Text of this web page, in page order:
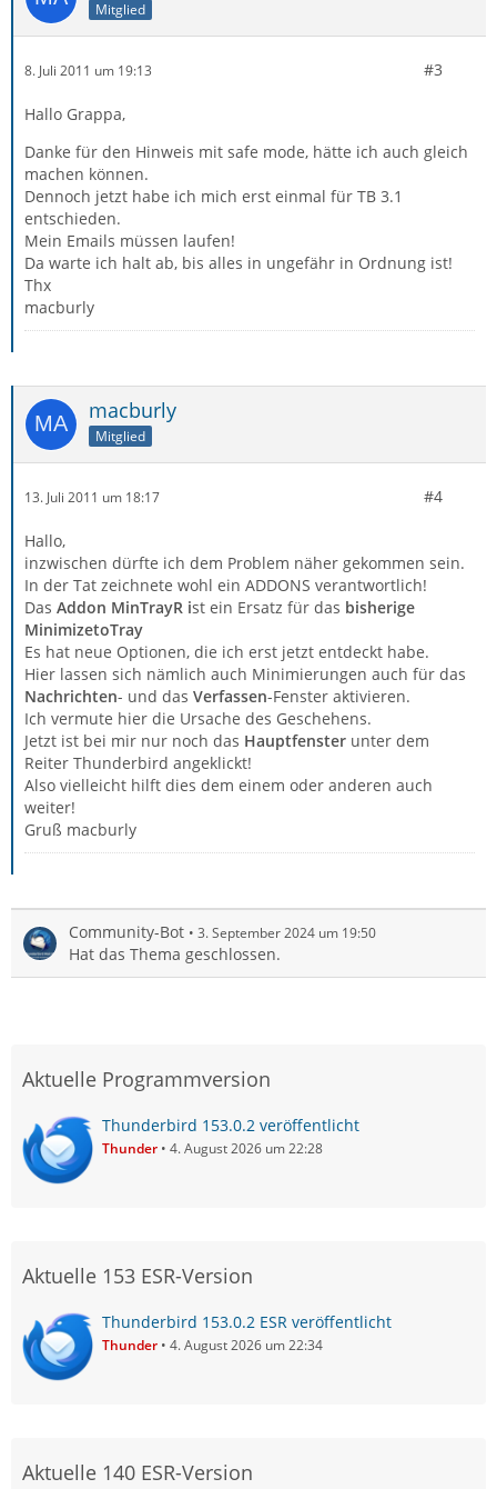
Mitglied
8. Juli 2011 um 19:13 #3
Hallo Grappa,
Danke für den Hinweis mit safe mode, hätte ich auch gleich
machen können.
Dennoch jetzt habe ich mich erst einmal für TB 3.1
entschieden.
Mein Emails müssen laufen!
Da warte ich halt ab, bis alles in ungefähr in Ordnung ist!
Thx
macburly
macburly
Mitglied
13. Juli 2011 um 18:17 #4
Hallo,
inzwischen dürfte ich dem Problem näher gekommen sein.
In der Tat zeichnete wohl ein ADDONS verantwortlich!
Das Addon MinTrayR ist ein Ersatz für das bisherige
MinimizetoTray
Es hat neue Optionen, die ich erst jetzt entdeckt habe.
Hier lassen sich nämlich auch Minimierungen auch für das
Nachrichten- und das Verfassen-Fenster aktivieren.
Ich vermute hier die Ursache des Geschehens.
Jetzt ist bei mir nur noch das Hauptfenster unter dem
Reiter Thunderbird angeklickt!
Also vielleicht hilft dies dem einem oder anderen auch
weiter!
Gruß macburly
Community-Bot 3. September 2024 um 19:50
Hat das Thema geschlossen.
Aktuelle Programmversion
Thunderbird 153.0.2 veröffentlicht
Thunder 4. August 2026 um 22:28
Aktuelle 153 ESR-Version
Thunderbird 153.0.2 ESR veröffentlicht
Thunder 4. August 2026 um 22:34
Aktuelle 140 ESR-Version